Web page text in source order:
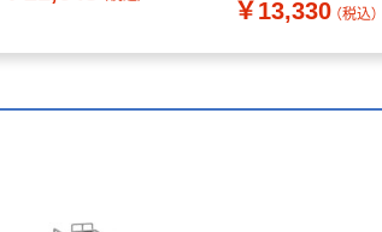
￥13,330 （税込）